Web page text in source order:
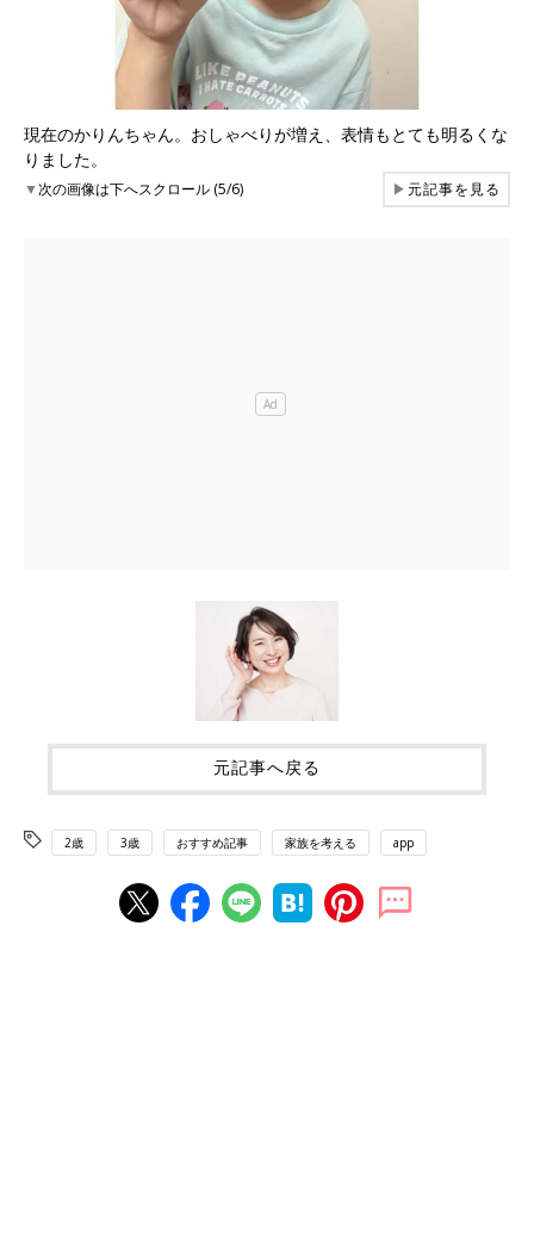
現在のかりんちゃん。おしゃべりが増え、表情もとても明るくな
りました。
▼次の画像は下へスクロール (5/6) ▶元記事を見る
元記事へ戻る
2歳 3歳 おすすめ記事 家族を考える app